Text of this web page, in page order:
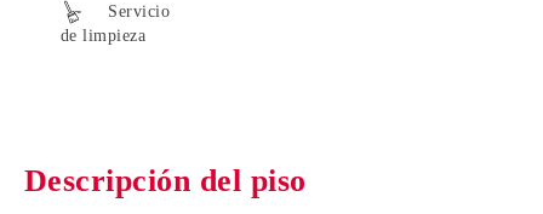
Servicio
de limpieza
Descripción del piso